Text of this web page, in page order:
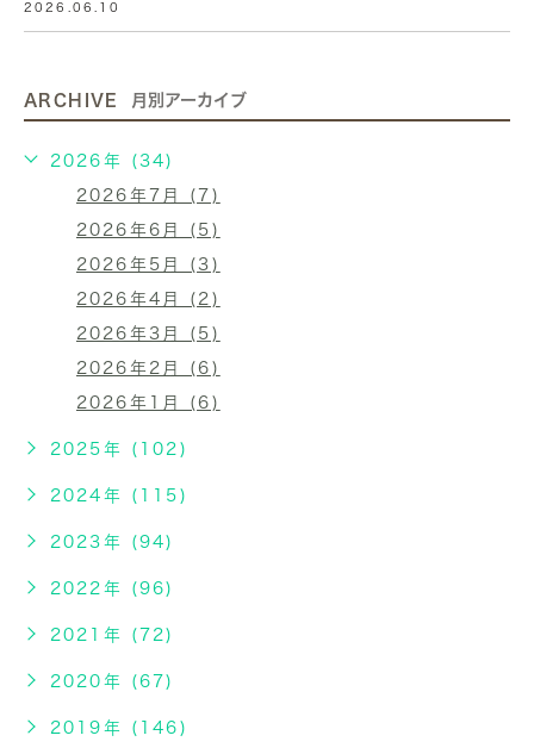
2026.06.10
ARCHIVE 月別アーカイブ
2026年 (34)
2026年7月 (7)
2026年6月 (5)
2026年5月 (3)
2026年4月 (2)
2026年3月 (5)
2026年2月 (6)
2026年1月 (6)
2025年 (102)
2024年 (115)
2023年 (94)
2022年 (96)
2021年 (72)
2020年 (67)
2019年 (146)